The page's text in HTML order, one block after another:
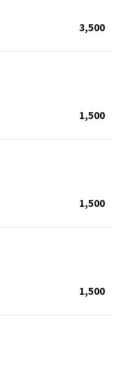
3,500
1,500
1,500
1,500